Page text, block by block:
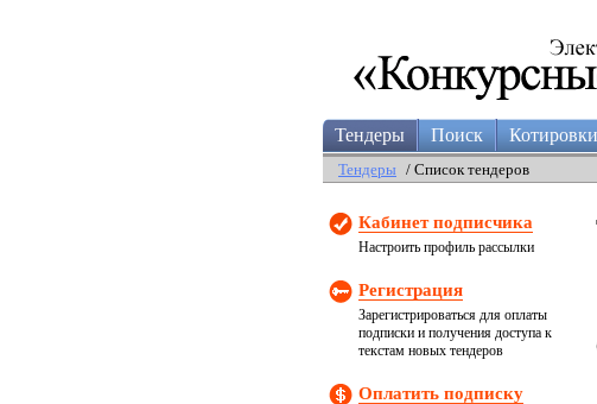
Тендеры Поиск Котировки
Тендеры / Список тендеров
Кабинет подписчика
Настроить профиль рассылки
Регистрация
Зарегистрироваться для оплаты
подписки и получения доступа к
текстам новых тендеров
Оплатить подписку